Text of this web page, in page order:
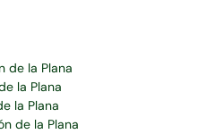
de la Plana
la Plana
la Plana
de la Plana